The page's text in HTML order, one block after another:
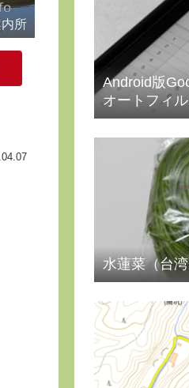
所
Android版
オートフィ
水蓮菜（台